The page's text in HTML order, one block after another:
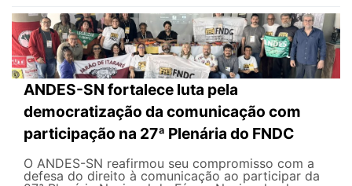
ANDES-SN fortalece luta pela
democratização da comunicação com
participação na 27ª Plenária do FNDC
O ANDES-SN reafirmou seu compromisso com a
defesa do direito à comunicação ao participar da